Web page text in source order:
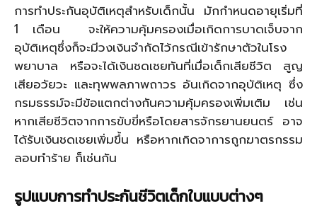
การทำประกันอุบัติเหตุสำหรับเด็กนั้น มักกำหนดอายุเริ่มที่
1 เดือน จะให้ความคุ้มครองเมื่อเกิดการบาดเจ็บจาก
อุบัติเหตุซึ่งก็จะมีวงเงินจำกัดไว้กรณีเข้ารักษาตัวในโรง
พยาบาล หรือจะได้เงินชดเชยทันที่เมื่อเด็กเสียชีวิต สูญ
เสียอวัยวะ และทุพพลภาพถาวร อันเกิดจากอุบัติเหตุ ซึ่ง
กรมธรรม์จะมีข้อแตกต่างกันความคุ้มครองเพิ่มเติม เช่น
หากเสียชีวิตจากการขับขี่หรือโดยสารจักรยานยนตร์ อาจ
ได้รับเงินชดเชยเพิ่มขึ้น หรือหากเกิดจาการถูกฆาตรกรรม
ลอบทำร้าย ก็เช่นกัน
รูปแบบการทำประกันชีวิตเด็กใบแบบต่างๆ